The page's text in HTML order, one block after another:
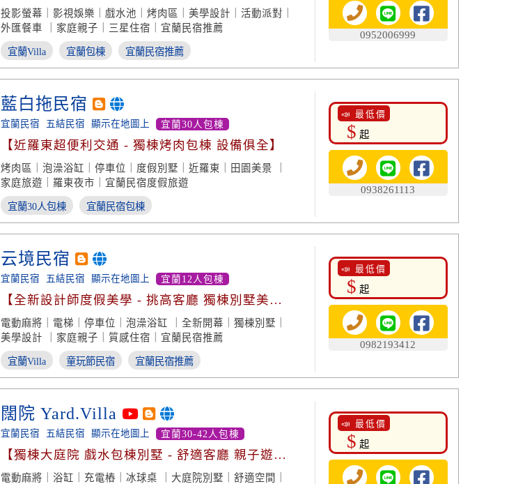
計】
投影螢幕｜影視娛樂｜戲水池｜烤肉區｜美學設計｜活動派對｜
外匯餐車 ｜家庭親子｜三星住宿｜宜蘭民宿推薦
宜蘭Villa 宜蘭包棟 宜蘭民宿推薦
0952006999
藍白拖民宿
宜蘭民宿 五結民宿 顯示在地圖上 宜蘭30人包棟
【近羅東超便利交通 - 獨棟烤肉包棟 設備俱全】
烤肉區｜泡澡浴缸｜停車位｜度假別墅｜近羅東｜田園美景 ｜
家庭旅遊｜羅東夜市｜宜蘭民宿度假旅遊
宜蘭30人包棟 宜蘭民宿包棟
📣 最低價
$ 起
0938261113
云境民宿
宜蘭民宿 五結民宿 顯示在地圖上 宜蘭12人包棟
【全新設計師度假美學 - 挑高客廳 獨棟別墅美
景】
電動麻將｜電梯｜停車位｜泡澡浴缸 ｜全新開幕｜獨棟別墅｜
美學設計 ｜家庭親子｜質感住宿｜宜蘭民宿推薦
宜蘭Villa 童玩節民宿 宜蘭民宿推薦
📣 最低價
$ 起
0982193412
闊院 Yard.Villa
宜蘭民宿 五結民宿 顯示在地圖上 宜蘭30-42人包棟
【獨棟大庭院 戲水包棟別墅 - 舒適客廳 親子遊戲
團體渡假】
電動麻將｜浴缸｜充電樁｜冰球桌 ｜大庭院別墅｜舒適空間｜
📣 最低價
$ 起